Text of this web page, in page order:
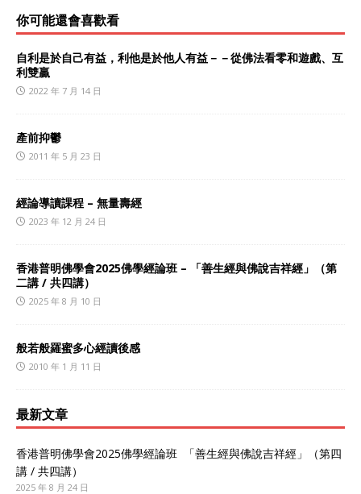
你可能還會喜歡看
自利是於自己有益，利他是於他人有益－－從佛法看零和遊戲、互
利雙贏
2022 年 7 月 14 日
產前抑鬱
2011 年 5 月 23 日
經論導讀課程 – 無量壽經
2023 年 12 月 24 日
香港普明佛學會2025佛學經論班 – 「善生經與佛說吉祥經」（第
二講 / 共四講）
2025 年 8 月 10 日
般若般羅蜜多心經讀後感
2010 年 1 月 11 日
最新文章
香港普明佛學會2025佛學經論班 「善生經與佛說吉祥經」（第四
講 / 共四講）
2025 年 8 月 24 日